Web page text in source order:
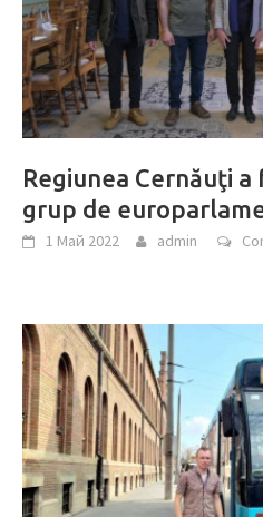
Regiunea Cernăuţi
grup de
1 Май 2022 admin